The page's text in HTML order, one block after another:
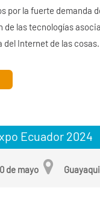
por la fuerte demanda
de las tecnologías
del Internet de las cosas.
Ecuador 2024
de mayo